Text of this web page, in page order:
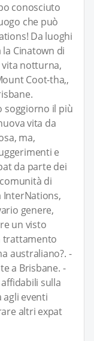
conosciuto
che può
Da luoghi
Cinatown di
vita notturna,
Coot-tha,,
soggiorno il più
vita da
ma,
e
da parte dei
di
InterNations,
genere,
un visto
trattamento
australiano?. -
a Brisbane. -
sulla
agli eventi
altri expat